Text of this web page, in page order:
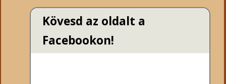
Kövesd az oldalt a
Facebookon!